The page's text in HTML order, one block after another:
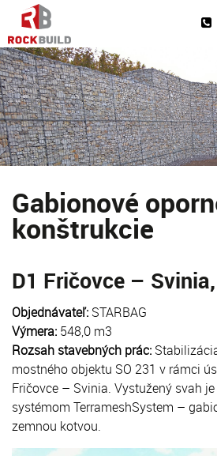
Gabionové
konštrukcie
D1 Fričovce – Svinia,
Objednávateľ: STARBAG
Výmera: 548,0 m3
Rozsah stavebných prác:
mostného objektu SO 231 v rámci
Fričovce – Svinia. Vystužený svah
systémom TerrameshSystem –
zemnou kotvou.